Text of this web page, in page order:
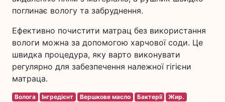
поглинає вологу та забруднення.
Ефективно почистити матрац без використання
вологи можна за допомогою харчової соди. Це
швидка процедура, яку варто виконувати
регулярно для забезпечення належної гігієни
матраца.
Волога Інгредієнт Вершкове масло Бактерії
Жир.